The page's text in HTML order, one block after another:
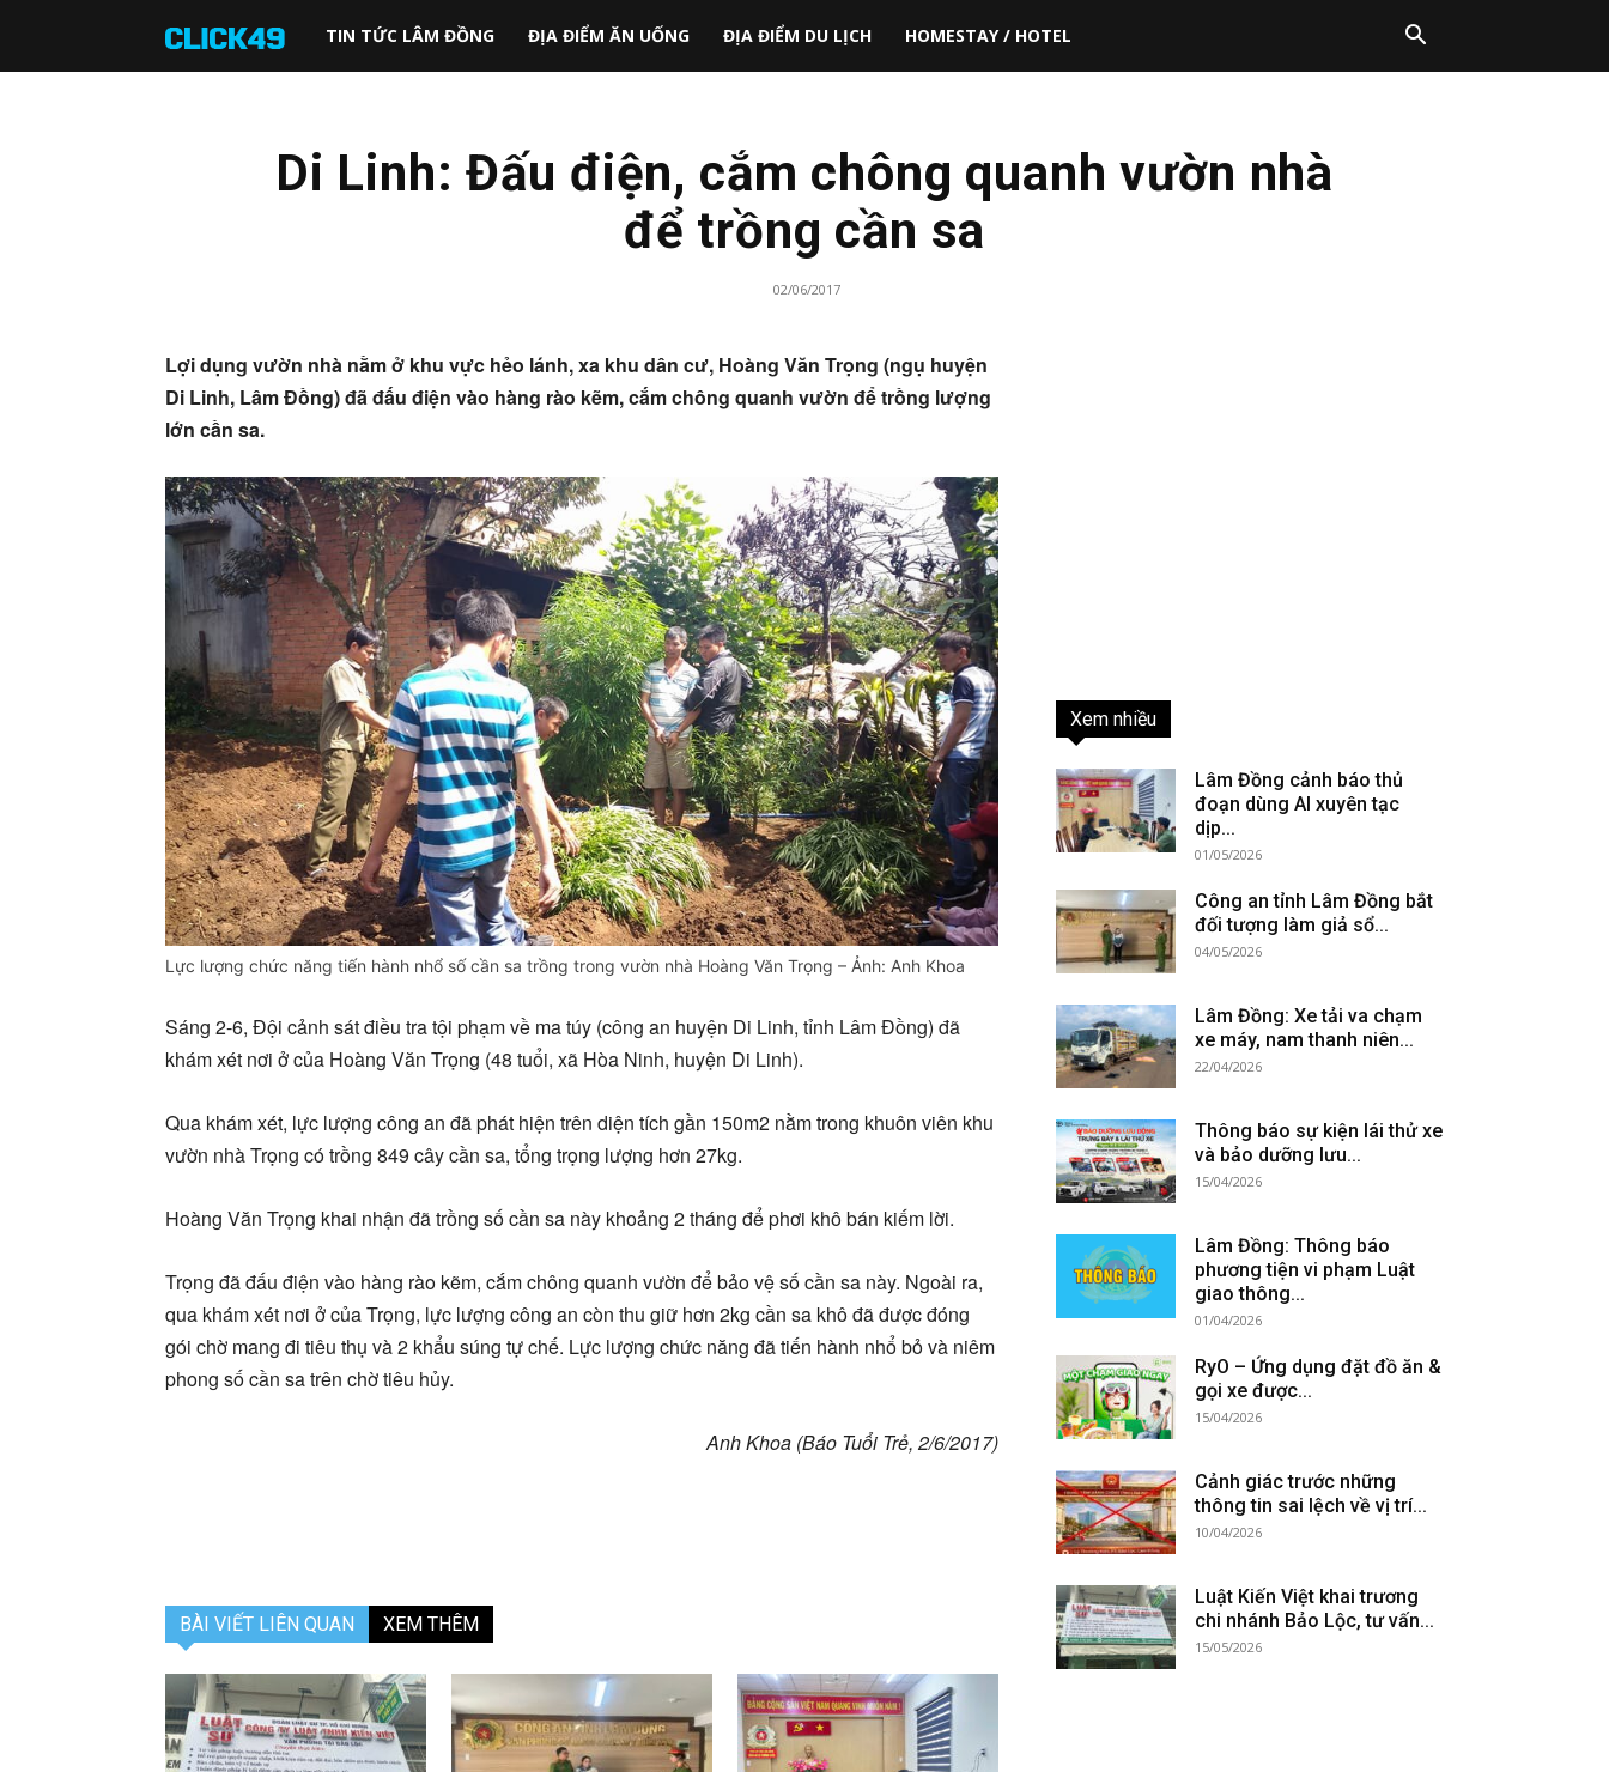
Click49
TIN TỨC LÂM ĐỒNG ĐỊA ĐIỂM ĂN UỐNG ĐỊA ĐIỂM DU LỊCH HOMESTAY / HOTEL
Di Linh: Đấu điện, cắm chông quanh vườn nhà
để trồng cần sa
02/06/2017
Lợi dụng vườn nhà nằm ở khu vực hẻo lánh, xa khu dân cư, Hoàng Văn Trọng (ngụ huyện
Di Linh, Lâm Đồng) đã đấu điện vào hàng rào kẽm, cắm chông quanh vườn để trồng lượng
lớn cần sa.
Lực lượng chức năng tiến hành nhổ số cần sa trồng trong vườn nhà Hoàng Văn Trọng – Ảnh: Anh Khoa
Sáng 2-6, Đội cảnh sát điều tra tội phạm về ma túy (công an huyện Di Linh, tỉnh Lâm Đồng) đã
khám xét nơi ở của Hoàng Văn Trọng (48 tuổi, xã Hòa Ninh, huyện Di Linh).
Qua khám xét, lực lượng công an đã phát hiện trên diện tích gần 150m2 nằm trong khuôn viên khu
vườn nhà Trọng có trồng 849 cây cần sa, tổng trọng lượng hơn 27kg.
Hoàng Văn Trọng khai nhận đã trồng số cần sa này khoảng 2 tháng để phơi khô bán kiếm lời.
Trọng đã đấu điện vào hàng rào kẽm, cắm chông quanh vườn để bảo vệ số cần sa này. Ngoài ra,
qua khám xét nơi ở của Trọng, lực lượng công an còn thu giữ hơn 2kg cần sa khô đã được đóng
gói chờ mang đi tiêu thụ và 2 khẩu súng tự chế. Lực lượng chức năng đã tiến hành nhổ bỏ và niêm
phong số cần sa trên chờ tiêu hủy.
Anh Khoa (Báo Tuổi Trẻ, 2/6/2017)
BÀI VIẾT LIÊN QUAN XEM THÊM
Xem nhiều
Lâm Đồng cảnh báo thủ
đoạn dùng AI xuyên tạc
dịp...
01/05/2026
Công an tỉnh Lâm Đồng bắt
đối tượng làm giả sổ...
04/05/2026
Lâm Đồng: Xe tải va chạm
xe máy, nam thanh niên...
22/04/2026
Thông báo sự kiện lái thử xe
và bảo dưỡng lưu...
15/04/2026
Lâm Đồng: Thông báo
phương tiện vi phạm Luật
giao thông...
01/04/2026
RyO – Ứng dụng đặt đồ ăn &
gọi xe được...
15/04/2026
Cảnh giác trước những
thông tin sai lệch về vị trí...
10/04/2026
Luật Kiến Việt khai trương
chi nhánh Bảo Lộc, tư vấn...
15/05/2026